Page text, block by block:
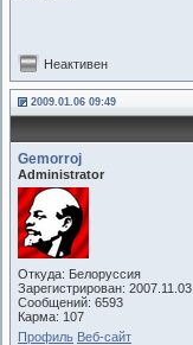
Неактивен
2009.01.06 09:49
Gemorroj
Administrator
Откуда: Белоруссия
Зарегистрирован: 2007.11.03
Сообщений: 6593
Карма: 107
Профиль Веб-сайт